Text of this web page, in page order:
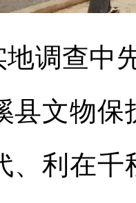
地调查
县文物保
、利在千